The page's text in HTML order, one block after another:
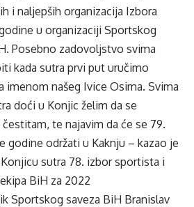
i naljepših organizacija Izbora
u organizaciji Sportskog
Posebno zadovoljstvo svima
kada sutra prvi put uručimo
imenom našeg Ivice Osima. Svima
doći u Konjic želim da se
čestitam, te najavim da će se 79.
godine održati u Kaknju – kazao je
sutra 78. izbor sportista i
BiH za 2022
Sportskog saveza BiH Branislav